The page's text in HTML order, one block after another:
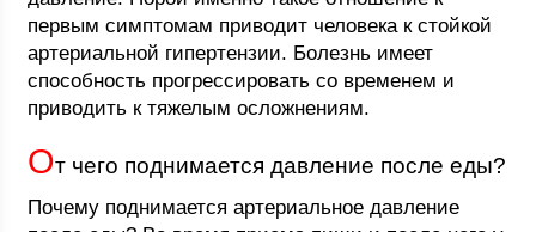
первым симптомам приводит человека к стойкой
артериальной гипертензии. Болезнь имеет
способность прогрессировать со временем и
приводить к тяжелым осложнениям.
От чего поднимается давление после еды?
Почему поднимается артериальное давление